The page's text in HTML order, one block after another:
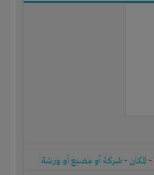
- المكان - شركة أو مصنع أو ورشة